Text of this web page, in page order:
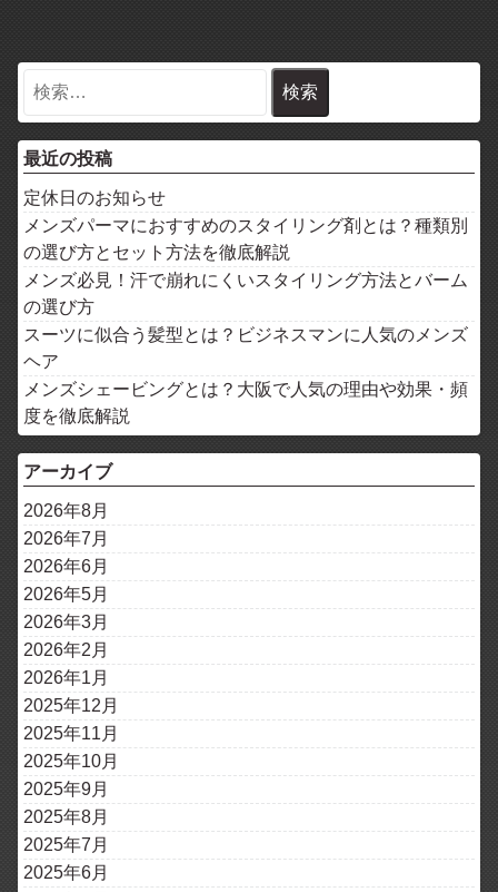
最近の投稿
定休日のお知らせ
メンズパーマにおすすめのスタイリング剤とは？種類別
の選び方とセット方法を徹底解説
メンズ必見！汗で崩れにくいスタイリング方法とバーム
の選び方
スーツに似合う髪型とは？ビジネスマンに人気のメンズ
ヘア
メンズシェービングとは？大阪で人気の理由や効果・頻
度を徹底解説
アーカイブ
2026年8月
2026年7月
2026年6月
2026年5月
2026年3月
2026年2月
2026年1月
2025年12月
2025年11月
2025年10月
2025年9月
2025年8月
2025年7月
2025年6月